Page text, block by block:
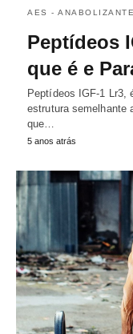
AES -
Peptídeos
que é e
Peptídeos IGF-1 Lr3,
estrutura semelhante
que…
5 anos atrás